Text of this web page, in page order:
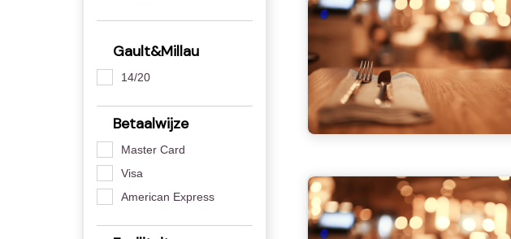
Gault&Millau
14/20
Betaalwijze
Master Card
Visa
American Express